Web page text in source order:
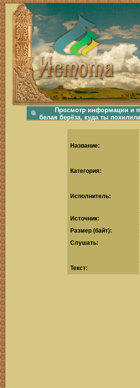
фольклорная музыка, фольклор хороводы бабушки русские народные песни послушать скачать каталог фольклора
Просмотр информации и
белая берёза, куда ты
Название:
Категория:
Исполнитель:
Источник:
Размер (байт):
Cлушать:
Текст: